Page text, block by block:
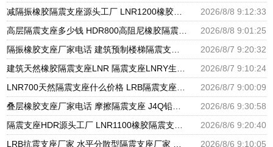
2026/8/8 9:12:33
2026/8/8 9:01:25
2026/8/7 9:20:32
2026/8/7 9:10:24
2026/8/7 9:00:09
2026/8/6 9:30:58
2026/8/6 9:20:40
2026/8/6 9:10:05